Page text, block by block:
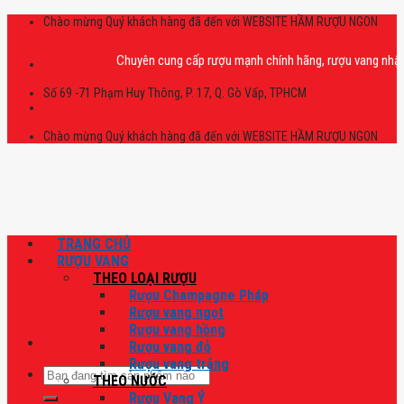
Skip
Chào mừng Quý khách hàng đã đến với WEBSITE HẦM RƯỢU NGON
Chuyên cung cấp rượu mạnh chính hãng, rượu vang nhập
Số 69 -71 Phạm Huy Thông, P. 17, Q. Gò Vấp, TPHCM
Chào mừng Quý khách hàng đã đến với WEBSITE HẦM RƯỢU NGON
Tìm
kiếm:
TRANG CHỦ
RƯỢU VANG
THEO LOẠI RƯỢU
Rượu Champagne Pháp
Rượu vang ngọt
Rượu vang hồng
Rượu vang đỏ
Rượu vang trắng
THEO NƯỚC
Rượu Vang Ý